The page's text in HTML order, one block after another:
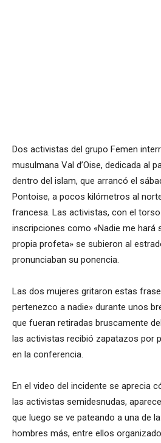
Dos activistas del grupo Femen
musulmana Val d’Oise, dedicada al
dentro del islam, que arrancó el
Pontoise, a pocos kilómetros al
francesa. Las activistas, con el
inscripciones como «Nadie me hará
propia profeta» se subieron al
pronunciaban su ponencia.
Las dos mujeres gritaron estas
pertenezco a nadie» durante unos
que fueran retiradas bruscamente
las activistas recibió zapatazos por
en la conferencia.
En el video del incidente se aprecia
las activistas semidesnudas,
que luego se ve pateando a una de
hombres más, entre ellos